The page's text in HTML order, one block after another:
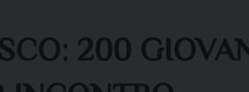
200